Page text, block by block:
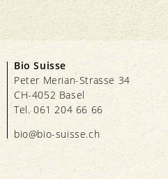
Bio Suisse
Peter Merian-Strasse 34
CH-4052 Basel
Tel. 061 204 66 66
bio@bio-suisse.ch